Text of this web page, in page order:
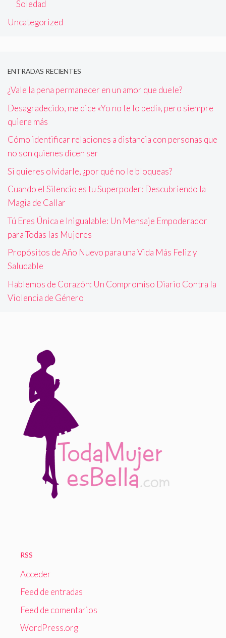
Soledad
Uncategorized
ENTRADAS RECIENTES
¿Vale la pena permanecer en un amor que duele?
Desagradecido, me dice «Yo no te lo pedí», pero siempre
quiere más
Cómo identificar relaciones a distancia con personas que
no son quienes dicen ser
Si quieres olvidarle, ¿por qué no le bloqueas?
Cuando el Silencio es tu Superpoder: Descubriendo la
Magia de Callar
Tú Eres Única e Inigualable: Un Mensaje Empoderador
para Todas las Mujeres
Propósitos de Año Nuevo para una Vida Más Feliz y
Saludable
Hablemos de Corazón: Un Compromiso Diario Contra la
Violencia de Género
RSS
Acceder
Feed de entradas
Feed de comentarios
WordPress.org